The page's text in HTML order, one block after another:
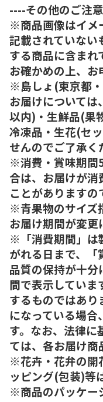
----その他のご注
※商品画像はイメ
記載されていない
する商品に含まれ
お確かめの上、お
※島しょ(東京都
お届けについて
以内)・生鮮品(果
冷凍品・生花(セ
せんのでご了承く
※消費・賞味期間
合は、お届けが
ことがありますの
※青果物のサイズ
お届け期間が変更
※「消費期間」は
がれる日まで、
品質の保持が十
間で表示していま
するものではあり
になっている場合
す。なお、法律に
ては、各お届け商
※花卉・花弁の開
ッピング(包装)等
※商品のパッケー